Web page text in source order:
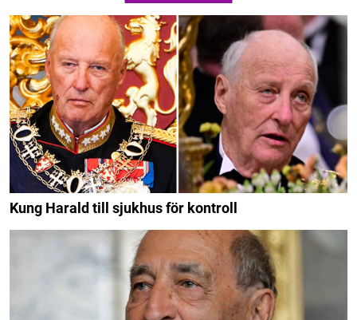
Kung Harald till sjukhus för kontroll